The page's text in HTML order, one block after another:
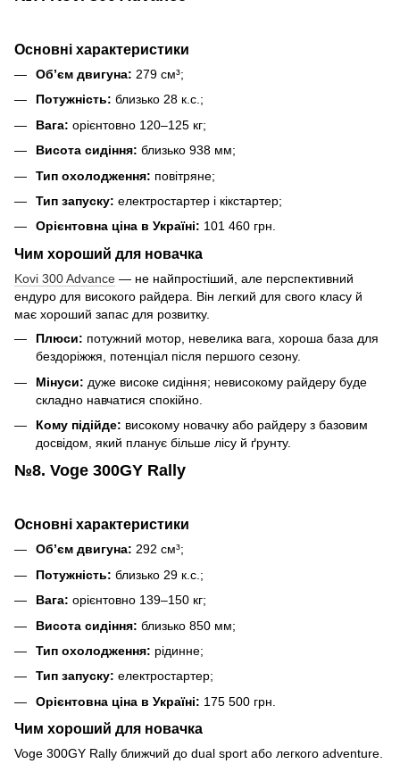
Основні характеристики
Об’єм двигуна: 279 см³;
Потужність: близько 28 к.с.;
Вага: орієнтовно 120–125 кг;
Висота сидіння: близько 938 мм;
Тип охолодження: повітряне;
Тип запуску: електростартер і кікстартер;
Орієнтовна ціна в Україні: 101 460 грн.
Чим хороший для новачка
Kovi 300 Advance — не найпростіший, але перспективний
ендуро для високого райдера. Він легкий для свого класу й
має хороший запас для розвитку.
Плюси: потужний мотор, невелика вага, хороша база для
бездоріжжя, потенціал після першого сезону.
Мінуси: дуже високе сидіння; невисокому райдеру буде
складно навчатися спокійно.
Кому підійде: високому новачку або райдеру з базовим
досвідом, який планує більше лісу й ґрунту.
№8. Voge 300GY Rally
Основні характеристики
Об’єм двигуна: 292 см³;
Потужність: близько 29 к.с.;
Вага: орієнтовно 139–150 кг;
Висота сидіння: близько 850 мм;
Тип охолодження: рідинне;
Тип запуску: електростартер;
Орієнтовна ціна в Україні: 175 500 грн.
Чим хороший для новачка
Voge 300GY Rally ближчий до dual sport або легкого adventure.